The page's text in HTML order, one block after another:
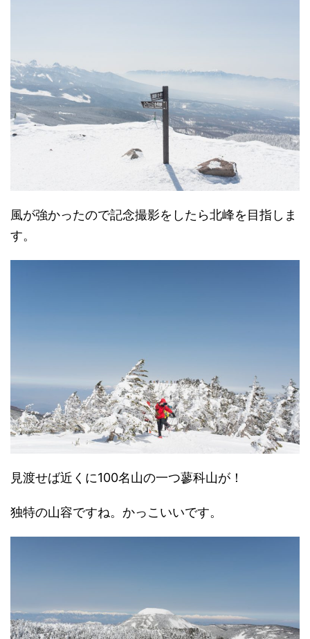
風が強かったので記念撮影をしたら北峰を目指しま
す。
見渡せば近くに100名山の一つ蓼科山が！
独特の山容ですね。かっこいいです。